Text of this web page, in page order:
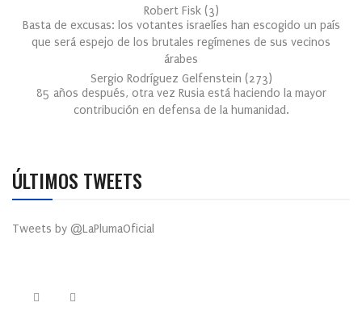
Robert Fisk (3)
Basta de excusas: los votantes israelíes han escogido un país
que será espejo de los brutales regímenes de sus vecinos
árabes
Sergio Rodríguez Gelfenstein (273)
85 años después, otra vez Rusia está haciendo la mayor
contribución en defensa de la humanidad.
ÚLTIMOS TWEETS
Tweets by @LaPlumaOficial